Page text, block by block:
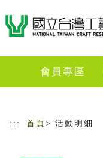
會員專區
::: 首頁 > 活動明細